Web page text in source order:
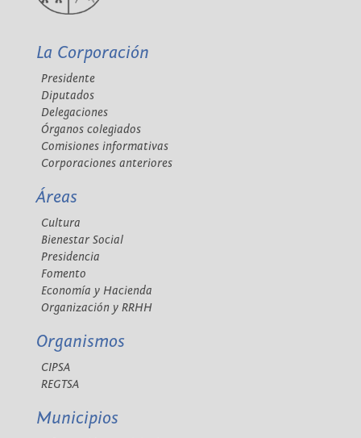
La Corporación
Presidente
Diputados
Delegaciones
Órganos colegiados
Comisiones informativas
Corporaciones anteriores
Áreas
Cultura
Bienestar Social
Presidencia
Fomento
Economía y Hacienda
Organización y RRHH
Organismos
CIPSA
REGTSA
Municipios